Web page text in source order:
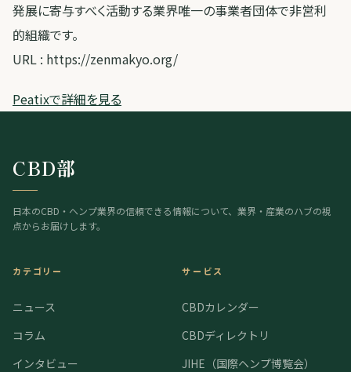
発展に寄与すべく活動する業界唯一の事業者団体で非営利
的組織です。
URL : https://zenmakyo.org/
Peatixで詳細を見る
CBD部
日本のCBD・ヘンプ業界の信頼できる情報について、業界・産業のハブの視
点からお届けします。
カテゴリー
ニュース
コラム
インタビュー
サービス
CBDカレンダー
CBDディレクトリ
JIHE（国際ヘンプ博覧会）